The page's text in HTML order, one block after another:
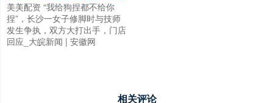
美美配资 “我给狗捏都不给你
捏”，长沙一女子修脚时与技师
发生争执，双方大打出手，门店
回应_大皖新闻 | 安徽网
相关评论